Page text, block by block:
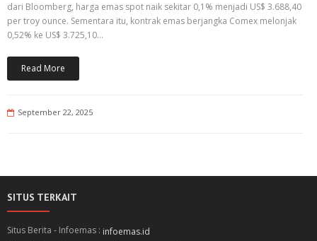
dari Bloomberg, harga emas spot naik sekitar 0,1% menjadi US$ 3.688,40
per troy ounce. Sementara itu, kontrak emas berjangka Comex melonjak
0,52% ke US$ 3.725,10…
Read More
September 22, 2025
SITUS TERKAIT
Situs Berita - Infoemas : infoemas.id